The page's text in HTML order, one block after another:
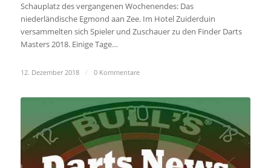
Schauplatz des vergangenen Wochenendes: Das
niederländische Egmond aan Zee. Im Hotel Zuiderduin
versammelten sich Spieler und Zuschauer zu den Finder Darts
Masters 2018. Einige Tage…
12. Dezember 2018 / 0 Kommentare